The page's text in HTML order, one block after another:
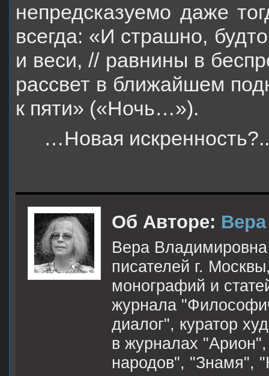
непредсказуемо даже
всегда: «И страшно,
и веси, // равнины в
рассвет в ближайшем
к пяти» («Ночь…»).
…Новая
Об Авторе:
Вера
писателей г.
монографий и
журнала
диалог", куратор
в журналах
народов", "Знамя",